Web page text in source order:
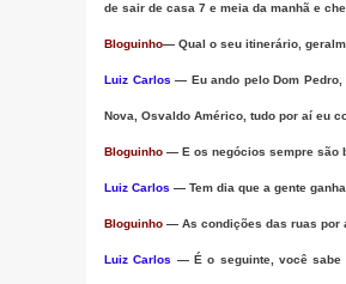
de sair de casa 7 e meia da manhã e
Bloguinho— Qual o seu itinerário,
Luiz Carlos — Eu ando pelo Dom Pedro,
Nova, Osvaldo Américo, tudo por aí eu
Bloguinho — E os negócios sempre são
Luiz Carlos — Tem dia que a gente
Bloguinho — As condições das ruas por
Luiz Carlos — É o seguinte, você sabe